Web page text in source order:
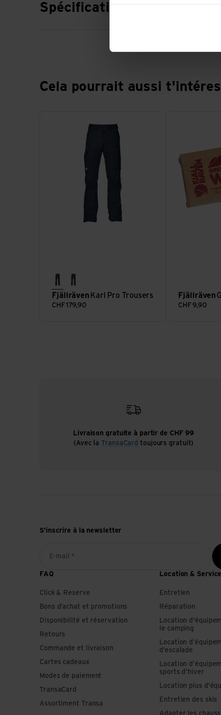
Spécification
Cela pourrait aussi
dark navydark grey
Fjällräven Karl Pro Trousers
CHF179,90
Fjällräven
CHF 9,90
Livraison gratuite à partir de CHF 99
(Avec la TransaCard toujours gratuit)
S'inscrire à la newsletter
E-mail *
FAQ
Click & Reserve
Bons d’achat et promotions
Disponibilité et réservation
Retours
Commande et livraison
Cartes cadeaux
Modes de paiement
TransaCard
Assortiment Transa
Location &
Entretien
Réparation
Location
le camping
Location
d’escalade
Location
sports d’hiver
Location plus
Entretien des skis